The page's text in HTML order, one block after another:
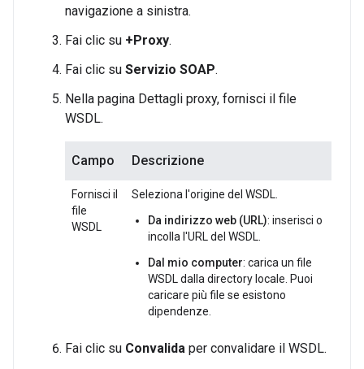
navigazione a sinistra.
Fai clic su +Proxy.
Fai clic su Servizio SOAP.
Nella pagina Dettagli proxy, fornisci il file
WSDL.
Campo Descrizione
Fornisci il
file
WSDL
Seleziona l'origine del WSDL.
Da indirizzo web (URL): inserisci o
incolla l'URL del WSDL.
Dal mio computer: carica un file
WSDL dalla directory locale. Puoi
caricare più file se esistono
dipendenze.
Fai clic su Convalida per convalidare il WSDL.